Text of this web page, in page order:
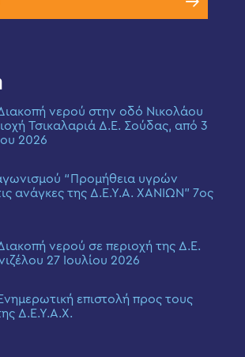
νερού στην οδό Νικολάου
Τσικαλαριά Δ.Ε. Σούδας, από 3
2026
“Προμήθεια υγρών
ανάγκες της Δ.Ε.Υ.Α. ΧΑΝΙΩΝ” 7ος
νερού σε περιοχή της Δ.Ε.
27 Ιουλίου 2026
επιστολή προς τους
Δ.Ε.Υ.Α.Χ.